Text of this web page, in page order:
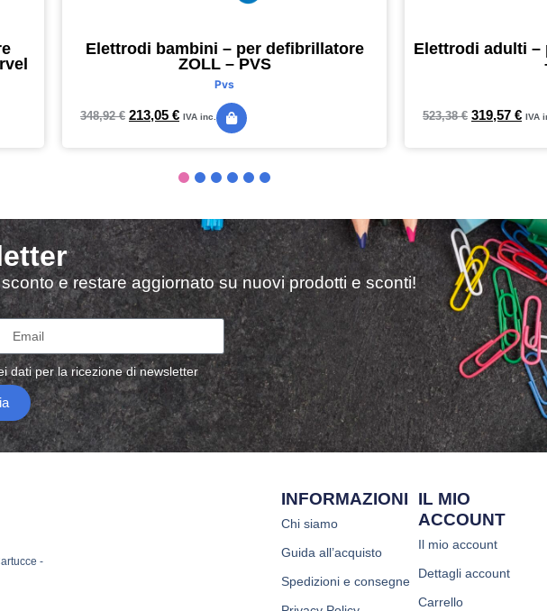
Elettrodi bambini – per defibrillatore
ZOLL – PVS
Pvs
348,92€ 213,05 € IVA inc.
Elettrodi adulti –
523,38€ 319,57 € IVA
e restare aggiornato su nuovi prodotti e sconti!
dati per la ricezione di newsletter
-
INFORMAZIONI
Chi siamo
Guida all’acquisto
Spedizioni e consegne
IL MIO
ACCOUNT
Il mio account
Dettagli account
Carrello